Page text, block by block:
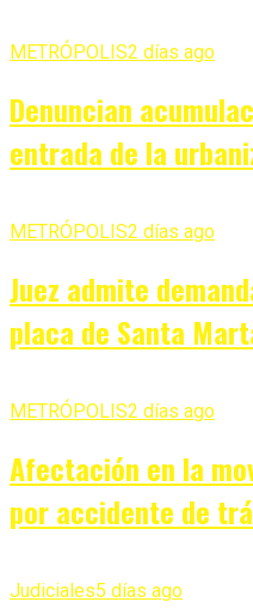
METRÓPOLIS2 días ago
Denuncian
entrada de la
METRÓPOLIS2 días ago
Juez admite
placa de Santa
METRÓPOLIS2 días ago
Afectación en la
por accidente de
Judiciales5 días ago